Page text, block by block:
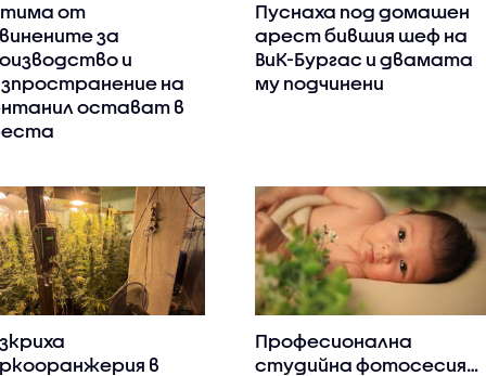
от
за
и
на
остават в
Пуснаха под домашен
арест бившия шеф на
ВиК-Бургас и двамата
му подчинени
в
Професионална
студийна фотосесия